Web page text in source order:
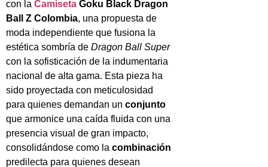
con la Camiseta Goku Black Dragon
Ball Z Colombia, una propuesta de
moda independiente que fusiona la
estética sombría de Dragon Ball Super
con la sofisticación de la indumentaria
nacional de alta gama. Esta pieza ha
sido proyectada con meticulosidad
para quienes demandan un conjunto
que armonice una caída fluida con una
presencia visual de gran impacto,
consolidándose como la combinación
predilecta para quienes desean